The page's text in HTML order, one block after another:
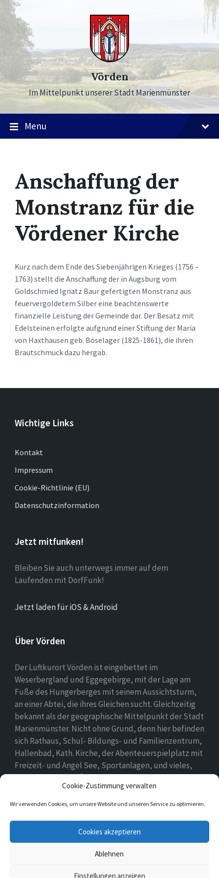
Cookie-Zustimmung verwalten
Wir verwenden Cookies, um unsere Website und unseren Service zu optimieren.
Cookies akzeptieren
Ablehnen
Einstellungen anzeigen
Skip
to
content
Skip
to
main
navigation
Skip
to
footer
Vörden
Im Mittelpunkt unserer Stadt Marienmünster
Menu
Anschaffung der
Monstranz für die
Vördener Kirche
Kurz nach dem Ende des Siebenjährigen Krieges (1756 –
1763) stellt die Anschaffung der in Augsburg vom
Goldschmied Ignatz Baur gefertigten Monstranz aus
feuervergoldetem Silber eine beachtenswerte
finanzielle Leistung der Gemeinde dar. Der Besatz mit
Edelsteinen erfolgte aufgrund einer Stiftung der Maria
von Haxthausen geb. Böselager (1825-1861), die ihren
Brautschmuck dazu hergab.
Wichtige Links
Kontakt
Impressum
Cookie-Richtlinie (EU)
Datenschutzinformation
Jetzt mitfunken!
Bleiben Sie auch unterwegs immer auf dem
Laufenden mit DorfFunk!
Jetzt laden für iOS & Android
Über Vörden
Der Luftkurort Vörden ist eingebettet im
Weserbergland und Eggegebirge, mit der Lage am
Fuße des Hungerberges mit seinem Aussichtsturm,
an einer Abtei, die ihres Gleichen sucht. Gleichzeitig
bekannt als der geographische Mittelpunkt der Stadt
Marienmünster. Nicht ohne Grund, denn hier befinden
sich Rathaus, Schul- Bildungs- und Familienzentrum,
Hallenbad, Kath. Kirche, der Abenteuerspielplatz mit
Freizeit- und Angel See, Sportanlagen, und vieles,
vieles mehr. Einen Überblick findet ihr hier auf
unserer Webseite..